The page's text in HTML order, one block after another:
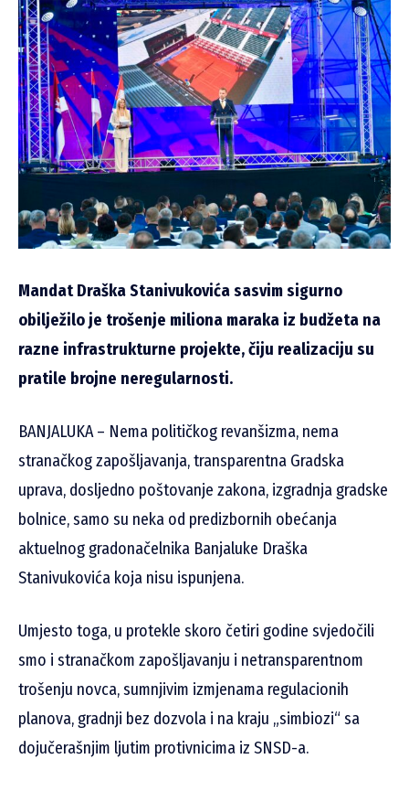
Mandat Draška Stanivukovića sasvim sigurno
obilježilo je trošenje miliona maraka iz budžeta na
razne infrastrukturne projekte, čiju realizaciju su
pratile brojne neregularnosti.
BANJALUKA – Nema političkog revanšizma, nema
stranačkog zapošljavanja, transparentna Gradska
uprava, dosljedno poštovanje zakona, izgradnja gradske
bolnice, samo su neka od predizbornih obećanja
aktuelnog gradonačelnika Banjaluke Draška
Stanivukovića koja nisu ispunjena.
Umjesto toga, u protekle skoro četiri godine svjedočili
smo i stranačkom zapošljavanju i netransparentnom
trošenju novca, sumnjivim izmjenama regulacionih
planova, gradnji bez dozvola i na kraju „simbiozi“ sa
dojučerašnjim ljutim protivnicima iz SNSD-a.